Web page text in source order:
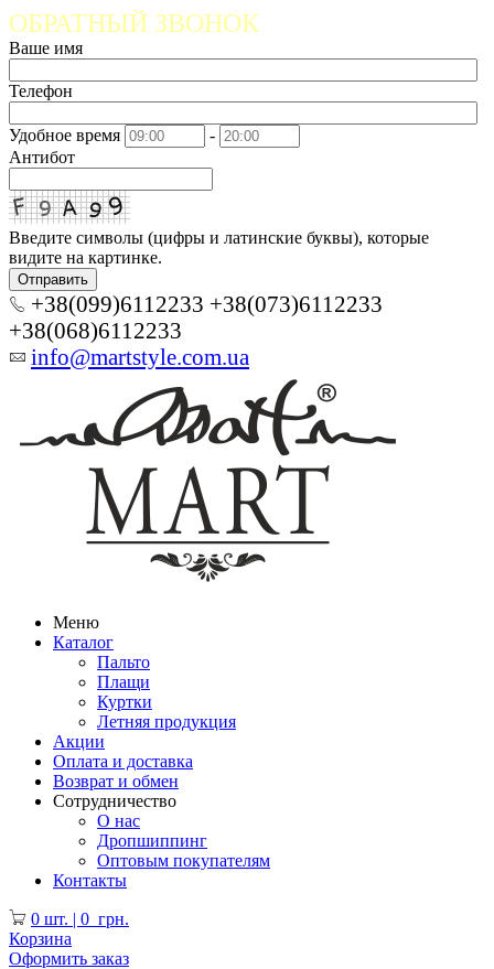
ОБРАТНЫЙ ЗВОНОК
Ваше имя
Телефон
Удобное время
-
Антибот
Введите символы (цифры и латинские буквы), которые
видите на картинке.
Отправить
+38(099)6112233 +38(073)6112233
+38(068)6112233
info@martstyle.com.ua
Меню
Каталог
Пальто
Плащи
Куртки
Летняя продукция
Акции
Оплата и доставка
Возврат и обмен
Сотрудничество
О нас
Дропшиппинг
Оптовым покупателям
Контакты
0 шт. | 0 грн.
Корзина
Оформить заказ